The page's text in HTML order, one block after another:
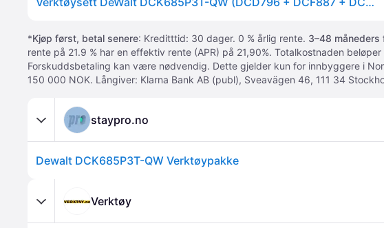
*Kjøp først, betal senere: Kreditttid: 30 dager. 0 % årlig rente. 3–48 måneders
rente på 21.9 % har en effektiv rente (APR) på 21,90%. Totalkostnaden
Forskuddsbetaling kan være nødvendig. Dette gjelder kun for innbyggere i
150 000 NOK. Långiver: Klarna Bank AB (publ), Sveavägen 46, 111 34
staypro.no
Dewalt DCK685P3T-QW Verktøypakke
Verktøy